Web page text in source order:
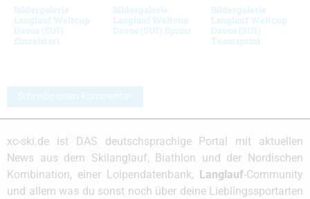
Bildergalerie
Langlauf Weltcup
Davos (SUI)
Einzelstart
Bildergalerie
Langlauf Weltcup
Davos (SUI) Sprint
Bildergalerie
Langlauf Weltcup
Davos (SUI)
Teamsprint
Schreibe einen Kommentar
xc-ski.de ist DAS deutschsprachige Portal mit aktuellen
News aus dem Skilanglauf, Biathlon und der Nordischen
Kombination, einer Loipendatenbank,
Langlauf-Community
und allem was du sonst noch über deine Lieblingssportarten